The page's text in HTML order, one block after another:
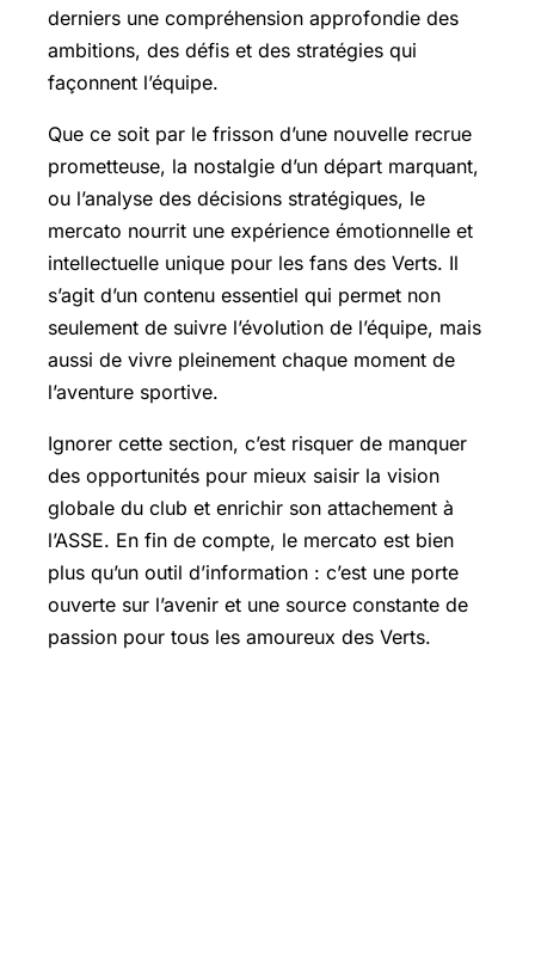
derniers une compréhension approfondie des
ambitions, des défis et des stratégies qui
façonnent l’équipe.
Que ce soit par le frisson d’une nouvelle recrue
prometteuse, la nostalgie d’un départ marquant,
ou l’analyse des décisions stratégiques, le
mercato nourrit une expérience émotionnelle et
intellectuelle unique pour les fans des Verts. Il
s’agit d’un contenu essentiel qui permet non
seulement de suivre l’évolution de l’équipe, mais
aussi de vivre pleinement chaque moment de
l’aventure sportive.
Ignorer cette section, c’est risquer de manquer
des opportunités pour mieux saisir la vision
globale du club et enrichir son attachement à
l’ASSE. En fin de compte, le mercato est bien
plus qu’un outil d’information : c’est une porte
ouverte sur l’avenir et une source constante de
passion pour tous les amoureux des Verts.